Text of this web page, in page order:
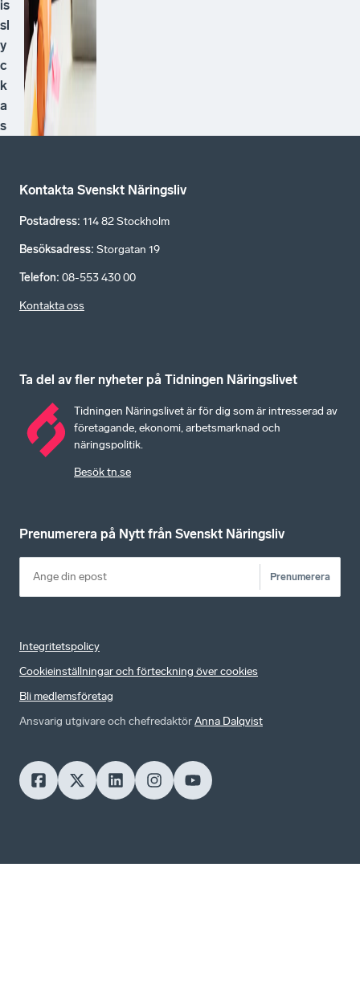
is
sl
y
c
k
a
s
Kontakta Svenskt Näringsliv
Postadress: 114 82 Stockholm
Besöksadress: Storgatan 19
Telefon: 08-553 430 00
Kontakta oss
Ta del av fler nyheter på Tidningen Näringslivet
Tidningen Näringslivet är för dig som är intresserad av
företagande, ekonomi, arbetsmarknad och
näringspolitik.
Besök tn.se
Prenumerera på Nytt från Svenskt Näringsliv
Prenumerera
Integritetspolicy
Cookieinställningar och förteckning över cookies
Bli medlemsföretag
Ansvarig utgivare och chefredaktörAnna Dalqvist